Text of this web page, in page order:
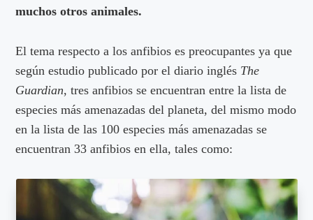
muchos otros animales.
El tema respecto a los anfibios es preocupantes ya que
según estudio publicado por el diario inglés The
Guardian, tres anfibios se encuentran entre la lista de
especies más amenazadas del planeta, del mismo modo
en la lista de las 100 especies más amenazadas se
encuentran 33 anfibios en ella, tales como: